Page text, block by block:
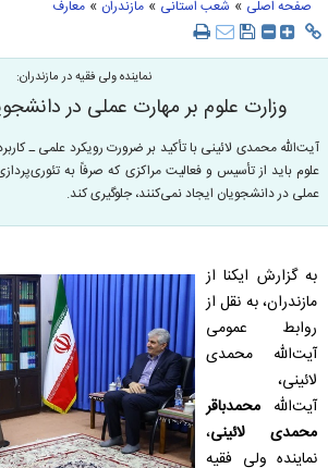
صفحه اصلی » شعب استانی » مازندران » معارف
نماینده ولی‌ فقیه در مازندران:
وزارت علوم بر مهارت عملی در
آیت‌الله محمدی لائینی با تأکید بر ضرورت رویکرد علمی‌ ـ
علوم باید از تأسیس و فعالیت مراکزی که صرفاً به
عملی در دانشجویان ایجاد نمی‌کنند، جلوگیری کند.
به گزارش ایکنا از
مازندران، به نقل از
روابط عمومی
آیت‌الله محمدی
لائینی،
آیت‌الله محمدباقر
محمدی لائینی،
نماینده ولی‌ فقیه